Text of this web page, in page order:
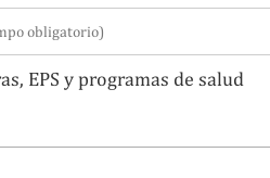
EPS y programas de salud